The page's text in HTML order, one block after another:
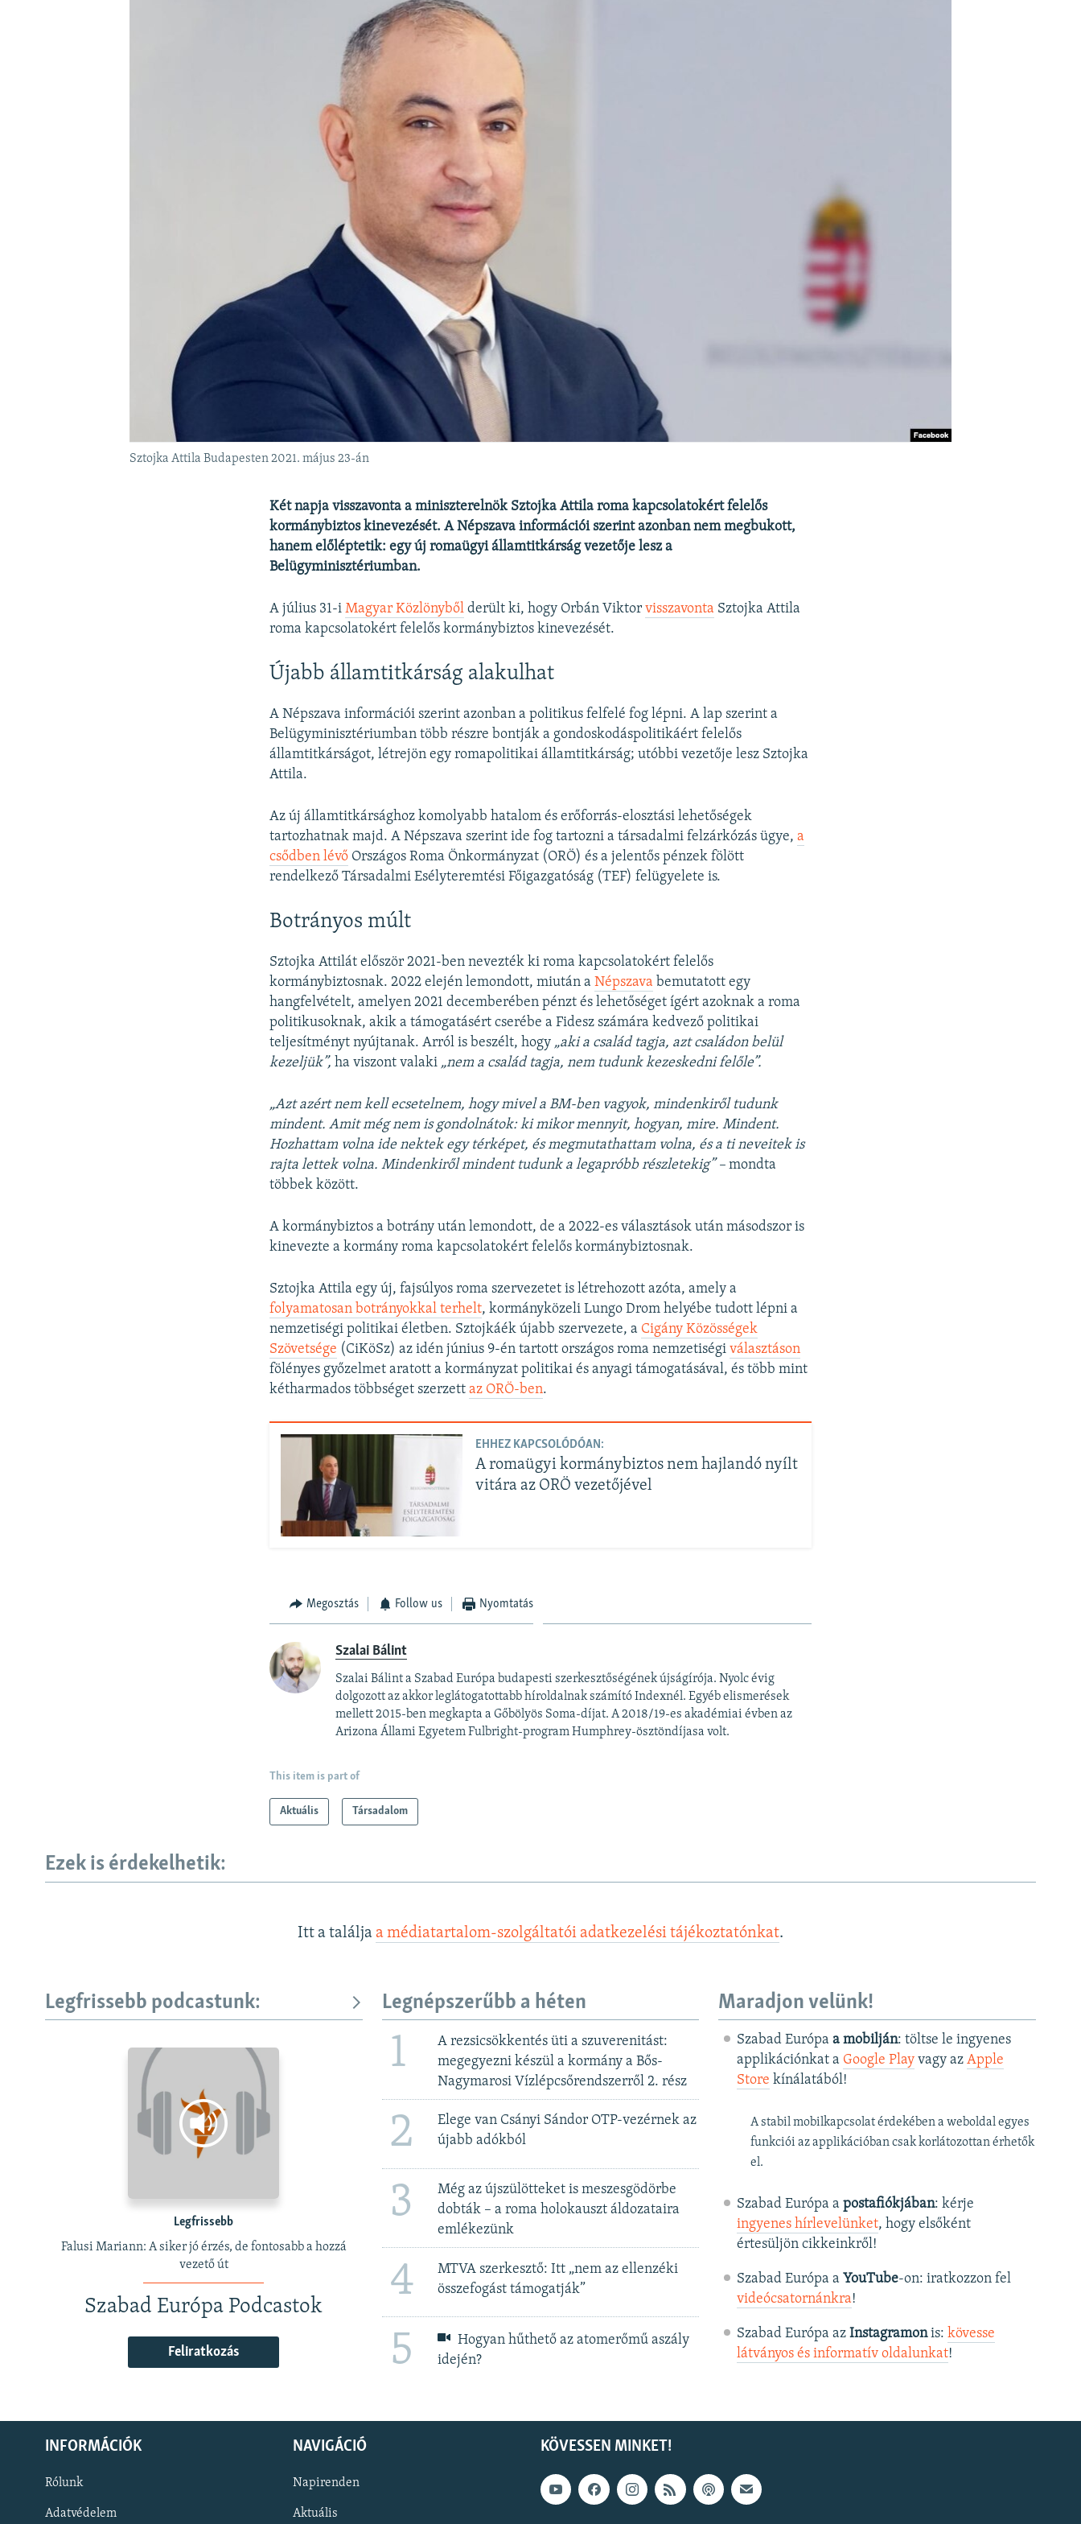
Sztojka Attila Budapesten 2021. május 23-án
Két napja visszavonta a miniszterelnök Sztojka Attila roma kapcsolatokért felelős
kormánybiztos kinevezését. A Népszava információi szerint azonban nem megbukott,
hanem előléptetik: egy új romaügyi államtitkárság vezetője lesz a
Belügyminisztériumban.
A július 31-iMagyar Közlönyből derült ki, hogy Orbán Viktorvisszavonta Sztojka Attila
roma kapcsolatokért felelős kormánybiztos kinevezését.
Újabb államtitkárság alakulhat
A Népszava információi szerint azonban a politikus felfelé fog lépni. A lap szerint a
Belügyminisztériumban több részre bontják a gondoskodáspolitikáért felelős
államtitkárságot, létrejön egy romapolitikai államtitkárság; utóbbi vezetője lesz Sztojka
Attila.
Az új államtitkársághoz komolyabb hatalom és erőforrás-elosztási lehetőségek
tartozhatnak majd. A Népszava szerint ide fog tartozni a társadalmi felzárkózás ügye,a
csődben lévő Országos Roma Önkormányzat (ORÖ) és a jelentős pénzek fölött
rendelkező Társadalmi Esélyteremtési Főigazgatóság (TEF) felügyelete is.
Botrányos múlt
Sztojka Attilát először 2021-ben nevezték ki roma kapcsolatokért felelős
kormánybiztosnak. 2022 elején lemondott, miután aNépszava bemutatott egy
hangfelvételt, amelyen 2021 decemberében pénzt és lehetőséget ígért azoknak a roma
politikusoknak, akik a támogatásért cserébe a Fidesz számára kedvező politikai
teljesítményt nyújtanak. Arról is beszélt, hogy „aki a család tagja, azt családon belül
kezeljük”,ha viszont valaki „nem a család tagja, nem tudunk kezeskedni felőle”.
„Azt azért nem kell ecsetelnem, hogy mivel a BM-ben vagyok, mindenkiről tudunk
mindent. Amit még nem is gondolnátok: ki mikor mennyit, hogyan, mire. Mindent.
Hozhattam volna ide nektek egy térképet, és megmutathattam volna, és a ti neveitek is
rajta lettek volna. Mindenkiről mindent tudunk a legapróbb részletekig” – mondta
többek között.
A kormánybiztos a botrány után lemondott, de a 2022-es választások után másodszor is
kinevezte a kormány roma kapcsolatokért felelős kormánybiztosnak.
Sztojka Attila egy új, fajsúlyos roma szervezetet is létrehozott azóta, amely a
folyamatosan botrányokkal terhelt, kormányközeli Lungo Drom helyébe tudott lépni a
nemzetiségi politikai életben. Sztojkáék újabb szervezete, a Cigány Közösségek
Szövetsége (CiKöSz) az idén június 9-én tartott országos roma nemzetiségiválasztáson
fölényes győzelmet aratott a kormányzat politikai és anyagi támogatásával, és több mint
kétharmados többséget szerzettaz ORÖ-ben.
EHHEZ KAPCSOLÓDÓAN:
A romaügyi kormánybiztos nem hajlandó nyílt
vitára az ORÖ vezetőjével
Megosztás Follow us Nyomtatás
Szalai Bálint
Szalai Bálint a Szabad Európa budapesti szerkesztőségének újságírója. Nyolc évig
dolgozott az akkor leglátogatottabb híroldalnak számító Indexnél. Egyéb elismerések
mellett 2015-ben megkapta a Gőbölyös Soma-díjat. A 2018/19-es akadémiai évben az
Arizona Állami Egyetem Fulbright-program Humphrey-ösztöndíjasa volt.
This item is part of
Aktuális Társadalom
Ezek is érdekelhetik:
Itt a találja a médiatartalom-szolgáltatói adatkezelési tájékoztatónkat.
Legfrissebb podcastunk:
Legfrissebb
Falusi Mariann: A siker jó érzés, de fontosabb a hozzá
vezető út
Szabad Európa Podcastok
Feliratkozás
Legnépszerűbb a héten
1
A rezsicsökkentés üti a szuverenitást:
megegyezni készül a kormány a Bős-
Nagymarosi Vízlépcsőrendszerről 2. rész
2
Elege van Csányi Sándor OTP-vezérnek az
újabb adókból
3
Még az újszülötteket is meszesgödörbe
dobták – a roma holokauszt áldozataira
emlékezünk
4
MTVA szerkesztő: Itt „nem az ellenzéki
összefogást támogatják”
5
Hogyan hűthető az atomerőmű aszály
idején?
Maradjon velünk!
Szabad Európa a mobilján: töltse le ingyenes
applikációnkat a Google Playvagy az Apple
Store kínálatából!
A stabil mobilkapcsolat érdekében a weboldal egyes
funkciói az applikációban csak korlátozottan érhetők
el.
Szabad Európa a postafiókjában: kérje
ingyenes hírlevelünket, hogy elsőként
értesüljön cikkeinkről!
Szabad Európa a YouTube-on: iratkozzon fel
videócsatornánkra!
Szabad Európa az Instagramonis: kövesse
látványos és informatív oldalunkat! ​
KÖVESSEN MINKET!
INFORMÁCIÓK
Rólunk
Adatvédelem
NAVIGÁCIÓ
Napirenden
Aktuális